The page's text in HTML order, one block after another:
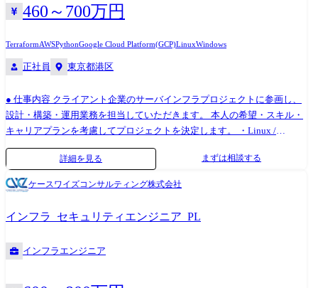
のインフラ開発（サブリーダーによる支援あり）
Kotlin、Go、Dart、Shell、Ruby、COBOL OS:Windows、Android、iOS、
macOS、Linux、RHEL クラウド:AWS、Azure、GCP DB:Oracle、DB2、
460～700万円
TerraformAWSPythonGoogle Cloud Platform(GCP)LinuxWindows
正社員 東京都港区
● 仕事内容 クライアント企業のサーバインフラプロジェクトに参画し、
設計・構築・運用業務を担当していただきます。 本人の希望・スキル・
キャリアプランを考慮してプロジェクトを決定します。 ・Linux /
Windows Server の設計・構築・運用 ・クラウド環境の設計・構築(AWS /
Azure / GCP) ・仮想化基盤の構築(VMware / Hyper-V) ・サーバ監視・障害
対応 ・インフラ改善・パフォーマンス最適化 ・設計書・構成資料の作成
● エンジニアファーストの取り組み ①案件選択制 エンジニアの希望を
UPで給与UP 案件単価をベースに昇給を決定し、スキルアップに応じ
て収入アップが可能です。 ③待機時給与100%保証 待機期間が発生し
た場合も給与は全額支給されます。 ④キャリア支援 定期的なキャリア
詳細を見る まずは相談する
ケースワイズコンサルティング株式会社
インフラ_セキュリティエンジニア_PL
インフラエンジニア